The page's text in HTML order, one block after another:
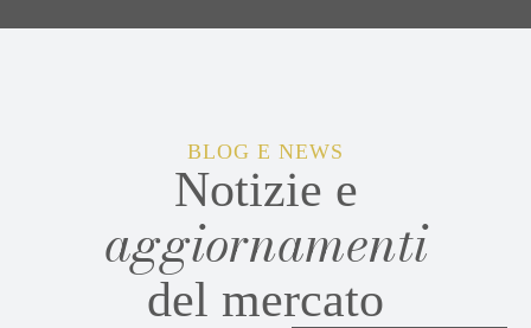
BLOG E NEWS
Notizie e
aggiornamenti
del mercato